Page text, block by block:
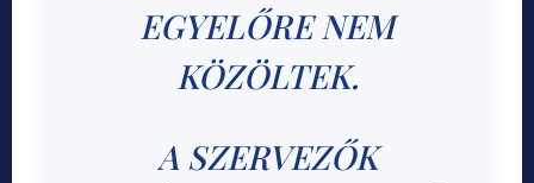
EGYELŐRE NEM
KÖZÖLTEK.
A SZERVEZŐK